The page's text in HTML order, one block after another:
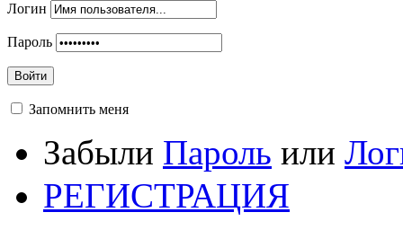
Логин
Пароль
Войти
Запомнить меня
Забыли Пароль или
РЕГИСТРАЦИЯ